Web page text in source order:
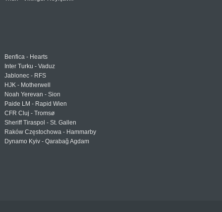
Benfica - Hearts
Inter Turku - Vaduz
Jablonec - RFS
HJK - Motherwell
Noah Yerevan - Sion
Paide LM - Rapid Wien
CFR Cluj - Tromsø
Sheriff Tiraspol - St. Gallen
Raków Częstochowa - Hammarby
Dynamo Kyiv - Qarabağ Agdam